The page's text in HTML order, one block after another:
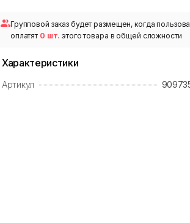
Групповой заказ будет размещен, когда
оплатят 0 шт. этого товара в общей сложности
Характеристики
Артикул